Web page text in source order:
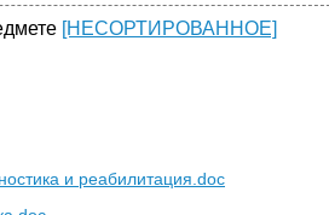
[НЕСОРТИРОВАННОЕ]
и реабилитация.doc